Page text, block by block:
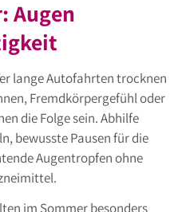
Augen
lange Autofahrten trocknen
Fremdkörpergefühl oder
die Folge sein. Abhilfe
bewusste Pausen für die
Augentropfen ohne
im Sommer besonders